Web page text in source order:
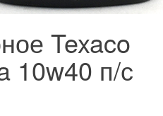
Texaco
10w40 п/с